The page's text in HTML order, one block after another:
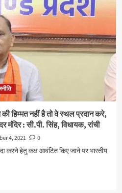
हिम्मत नहीं है तो वे स्थल प्रदान करे,
मंदिर : सी.पी. सिंह, विधायक, रांची
4, 2021
0
करने हेतु कक्ष आवंटित किए जाने पर भारतीय